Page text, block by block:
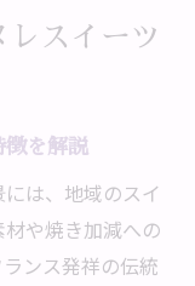
のこだわりポ
おすすめ方
験を楽しむコ
スイーツ
徴を解説
は、地域のスイ
や焼き加減への
ンス発祥の伝統